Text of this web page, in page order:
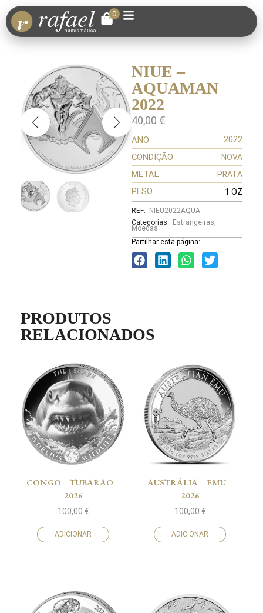
0
NIUE –
AQUAMAN
2022
40,00 €
ANO 2022
CONDIÇÃO NOVA
METAL PRATA
PESO 1 OZ
REF:
NIEU2022AQUA
Categorias:
Estrangeiras,
Moedas
Partilhar esta página:
PRODUTOS
RELACIONADOS
CONGO – TUBARÃO –
2026
100,00 €
ADICIONAR
AUSTRÁLIA – EMU –
2026
100,00 €
ADICIONAR